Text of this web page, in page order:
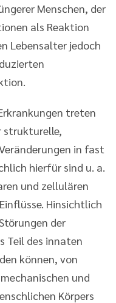
Menschen, der
als Reaktion
Lebensalter jedoch
treten
strukturelle,
in fast
hierfür sind u. a.
und zellulären
Hinsichtlich
der
Teil des innaten
können, von
und
Körpers